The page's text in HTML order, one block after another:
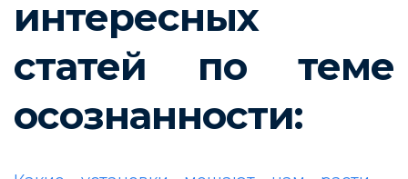
интересных
статей по теме
осознанности: